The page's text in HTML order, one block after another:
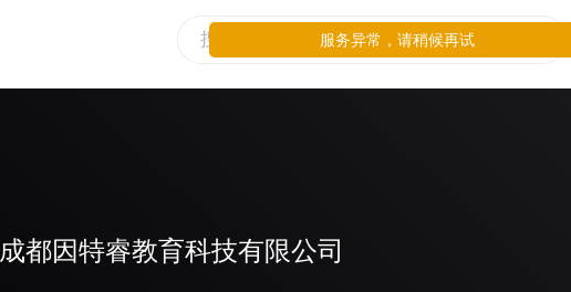
成都因特睿教育科技有限公司
服务异常，请稍候再试